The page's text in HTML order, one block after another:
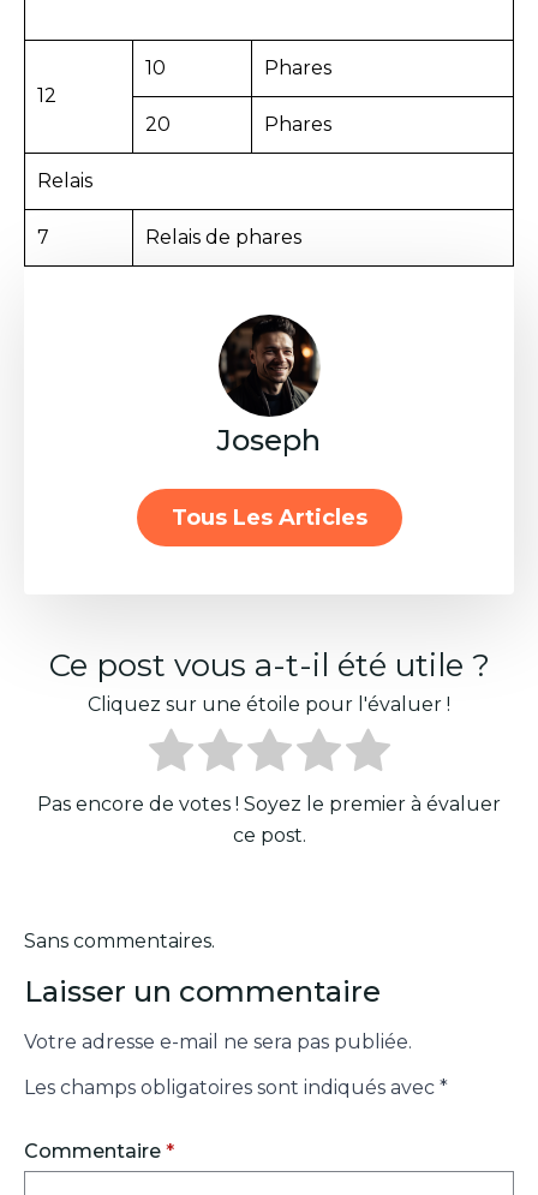
12
10 Phares
20 Phares
Relais
7 Relais de phares
Joseph
Tous Les Articles
Ce post vous a-t-il été utile ?
Cliquez sur une étoile pour l'évaluer !
Pas encore de votes ! Soyez le premier à évaluer
ce post.
Sans commentaires.
Laisser un commentaire
Votre adresse e-mail ne sera pas publiée.
Les champs obligatoires sont indiqués avec *
Commentaire *